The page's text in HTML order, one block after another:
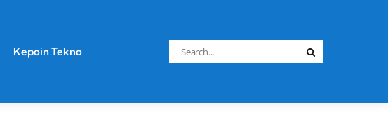
Kepoin Tekno
Search
for: